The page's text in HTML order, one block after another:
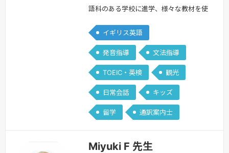
語科のある学校に進学、様々な教材を使
画が大好きだったのでイギリスやヨーロ
ッパの映画を中心に、字幕を読んで勉強
しました。日本では外国人の友達を作っ
て会話をしたり一緒に遊んだり週末にな
ると沢山英語に関わるようにし、ロンド
ンの語学学校以外は殆ど独学で学びまし
た。留学経験は、英文科在学中20歳の
イギリス英語
発音指導 文法指導
TOEIC・英検 観光
日常会話 キッズ
留学 通訳案内士
Miyuki F 先生